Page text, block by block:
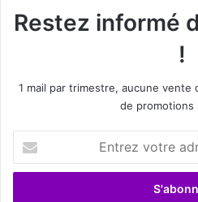
Se former sans avancer un
mécanismes mis en place par
accompagnent chaque profil :
Restez informé
!
1 mail par trimestre, aucune
de promotions
votre
adresse